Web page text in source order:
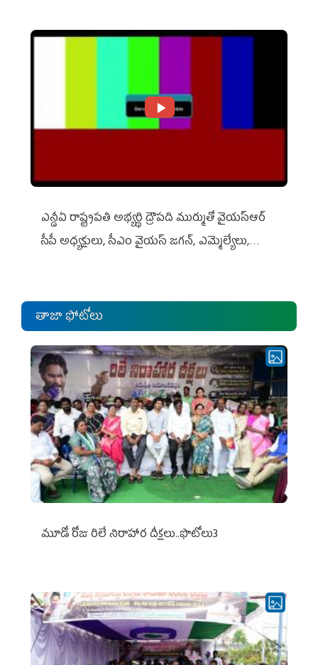
ఎన్డీఏ రాష్ట్ర‌ప‌తి అభ్య‌ర్థి ద్రౌప‌ది ముర్ముతో వైయ‌స్ఆర్
సీపీ అధ్య‌క్షులు, సీఎం వైయ‌స్ జ‌గ‌న్, ఎమ్మెల్యేలు,
తాజా ఫోటోలు
మూడో రోజు రిలే నిరాహార దీక్షలు..ఫొటోలు3